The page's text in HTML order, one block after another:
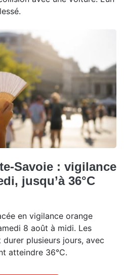
Savoie : vigilance
jusqu’à 36°C
en vigilance orange
8 août à midi. Les
plusieurs jours, avec
atteindre 36°C.